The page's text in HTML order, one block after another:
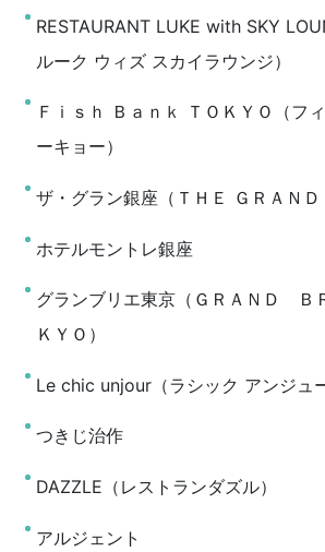
RESTAURANT LUKE with SKY
ルーク ウィズ スカイラウンジ）
Ｆｉｓｈ Ｂａｎｋ ＴＯＫＹＯ（フ
ーキョー）
ザ・グラン銀座（ＴＨＥ ＧＲＡＮＤ
ホテルモントレ銀座
グランブリエ東京（ＧＲＡＮＤ Ｂ
ＫＹＯ）
Le chic unjour（ラシック アンジュ
つきじ治作
DAZZLE（レストランダズル）
アルジェント